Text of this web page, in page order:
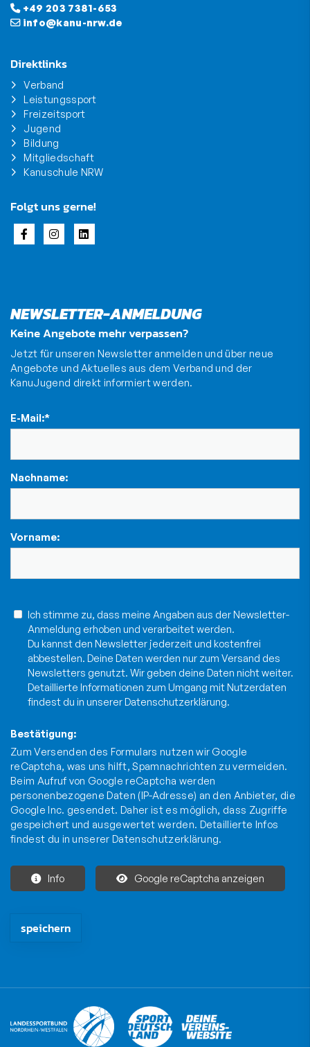
+49 203 7381-653
info@kanu-nrw.de
Direktlinks
Verband
Leistungssport
Freizeitsport
Jugend
Bildung
Mitgliedschaft
Kanuschule NRW
Folgt uns gerne!
NEWSLETTER-ANMELDUNG
Keine Angebote mehr verpassen?
Jetzt für unseren Newsletter anmelden und über neue
Angebote und Aktuelles aus dem Verband und der
KanuJugend direkt informiert werden.
E-Mail:*
Nachname:
Vorname:
Ich stimme zu, dass meine Angaben aus der Newsletter-
Anmeldung erhoben und verarbeitet werden.
Du kannst den Newsletter jederzeit und kostenfrei
abbestellen. Deine Daten werden nur zum Versand des
Newsletters genutzt. Wir geben deine Daten nicht weiter.
Detaillierte Informationen zum Umgang mit Nutzerdaten
findest du in unsererDatenschutzerklärung.
Bestätigung:
Zum Versenden des Formulars nutzen wir Google
reCaptcha, was uns hilft, Spamnachrichten zu vermeiden.
Beim Aufruf von Google reCaptcha werden
personenbezogene Daten (IP-Adresse) an den Anbieter, die
Google Inc. gesendet. Daher ist es möglich, dass Zugriffe
gespeichert und ausgewertet werden. Detaillierte Infos
findest du in unsererDatenschutzerklärung.
Info Google reCaptcha anzeigen